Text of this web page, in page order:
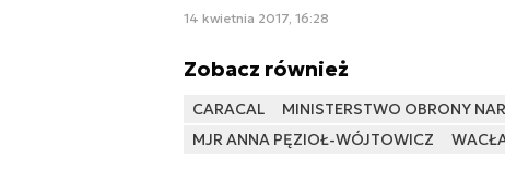
14 kwietnia 2017, 16:28
Zobacz również
CARACAL MINISTERSTWO OBRONY
MJR ANNA PĘZIOŁ-WÓJTOWICZ